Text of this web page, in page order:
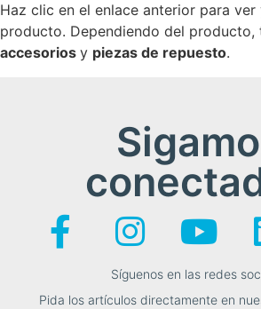
Haz clic en el enlace anterior para
producto. Dependiendo del producto,
accesorios y piezas de repuesto.
Síguenos en las redes
Pida los artículos directamente en